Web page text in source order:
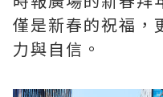
僅是新春的祝福，
力與自信。